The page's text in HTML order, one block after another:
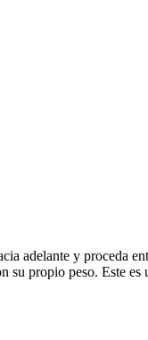
adelante y proceda
su propio peso. Este